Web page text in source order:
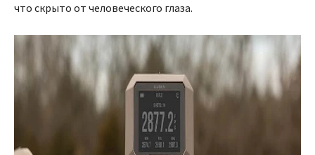
что скрыто от человеческого глаза.